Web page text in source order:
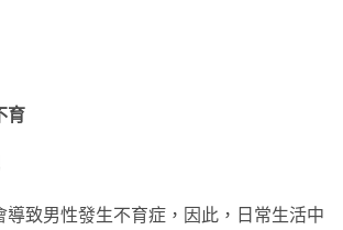
育
導致男性發生不育症，因此，日常生活中